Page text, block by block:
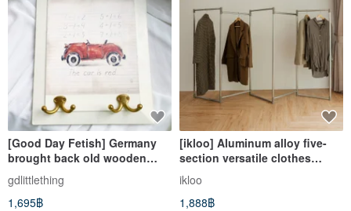
[Good Day Fetish] Germany
brought back old wooden
frame painting bronze simple
style coat rack hanger hook
gdlittlething
1,695฿
[ikloo] Aluminum alloy five-
section versatile clothes
hanger-golden heightened
and widened version
ikloo
1,888฿